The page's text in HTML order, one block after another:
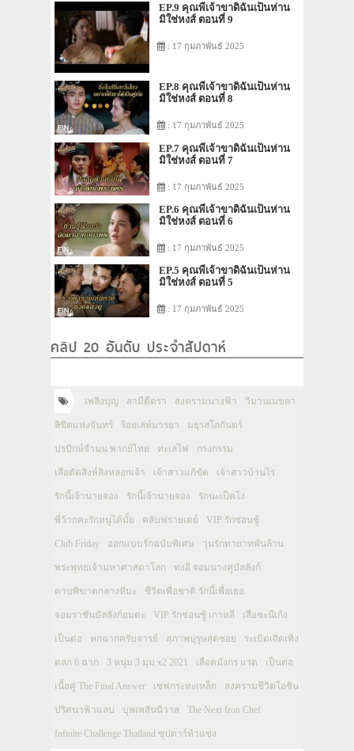
EP.9 คุณพี่เจ้าขาดิฉันเป็นห่าน
มิใช่หงส์ ตอนที่ 9
: 17 กุมภาพันธ์ 2025
EP.8 คุณพี่เจ้าขาดิฉันเป็นห่าน
มิใช่หงส์ ตอนที่ 8
: 17 กุมภาพันธ์ 2025
EP.7 คุณพี่เจ้าขาดิฉันเป็นห่าน
มิใช่หงส์ ตอนที่ 7
: 17 กุมภาพันธ์ 2025
EP.6 คุณพี่เจ้าขาดิฉันเป็นห่าน
มิใช่หงส์ ตอนที่ 6
: 17 กุมภาพันธ์ 2025
EP.5 คุณพี่เจ้าขาดิฉันเป็นห่าน
มิใช่หงส์ ตอนที่ 5
: 17 กุมภาพันธ์ 2025
คลิป 20 อันดับ ประจำสัปดาห์
เพลิงบุญ สามีตีตรา สงครามนางฟ้า วิมานเมขลา
ลิขิตแห่งจันทร์ ร้อยเล่ห์มารยา มธุรสโลกันตร์
ปรปักษ์จำนน พากย์ไทย ทะเลไฟ กรงกรรม
เสือตัดสิงห์ลิงหลอกเจ้า เจ้าสาวแก้ขัด เจ้าสาวบ้านไร่
รักนี้เจ้านายจอง รักนี้เจ้านายจอง รักนะเป็ดโง่
พี่ว้ากคะรักหนูได้มั้ย คลับฟรายเดย์ VIP รักซ่อนชู้
Club Friday ออกแบบรักฉบับพิเศษ วุ่นรักทายาทพันล้าน
พระพุทธเจ้ามหาศาสดาโลก ทงอี จอมนางคู่บัลลังก์
ดาบพิฆาตกลางหิมะ ชีวิตเพื่อชาติ รักนี้เพื่อเธอ
จอมราชันบัลลังก์อมตะ VIP รักซ่อนชู้ เกาหลี เสือชะนีเก้ง
เป็นต่อ หกฉากครับจารย์ สุภาพบุรุษสุดซอย ระเบิดเถิดเทิง
ตลก 6 ฉาก 3 หนุ่ม 3 มุม x2 2021 เลือดมังกร แรด เป็นต่อ
เนื้อคู่ The Final Answer เชฟกระทะเหล็ก สงครามชีวิตโอชิน
ปริศนาฟ้าแลบ บุพเพสันนิวาส The Next Iron Chef
Infinite Challenge Thailand ซุปตาร์ท้าแข่ง